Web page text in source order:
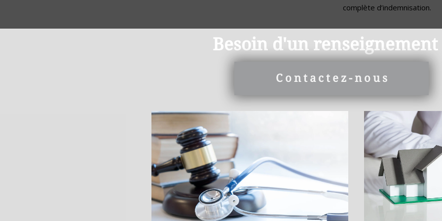
complète d’indemnisation.
Besoin d'un renseignement
Contactez-nous